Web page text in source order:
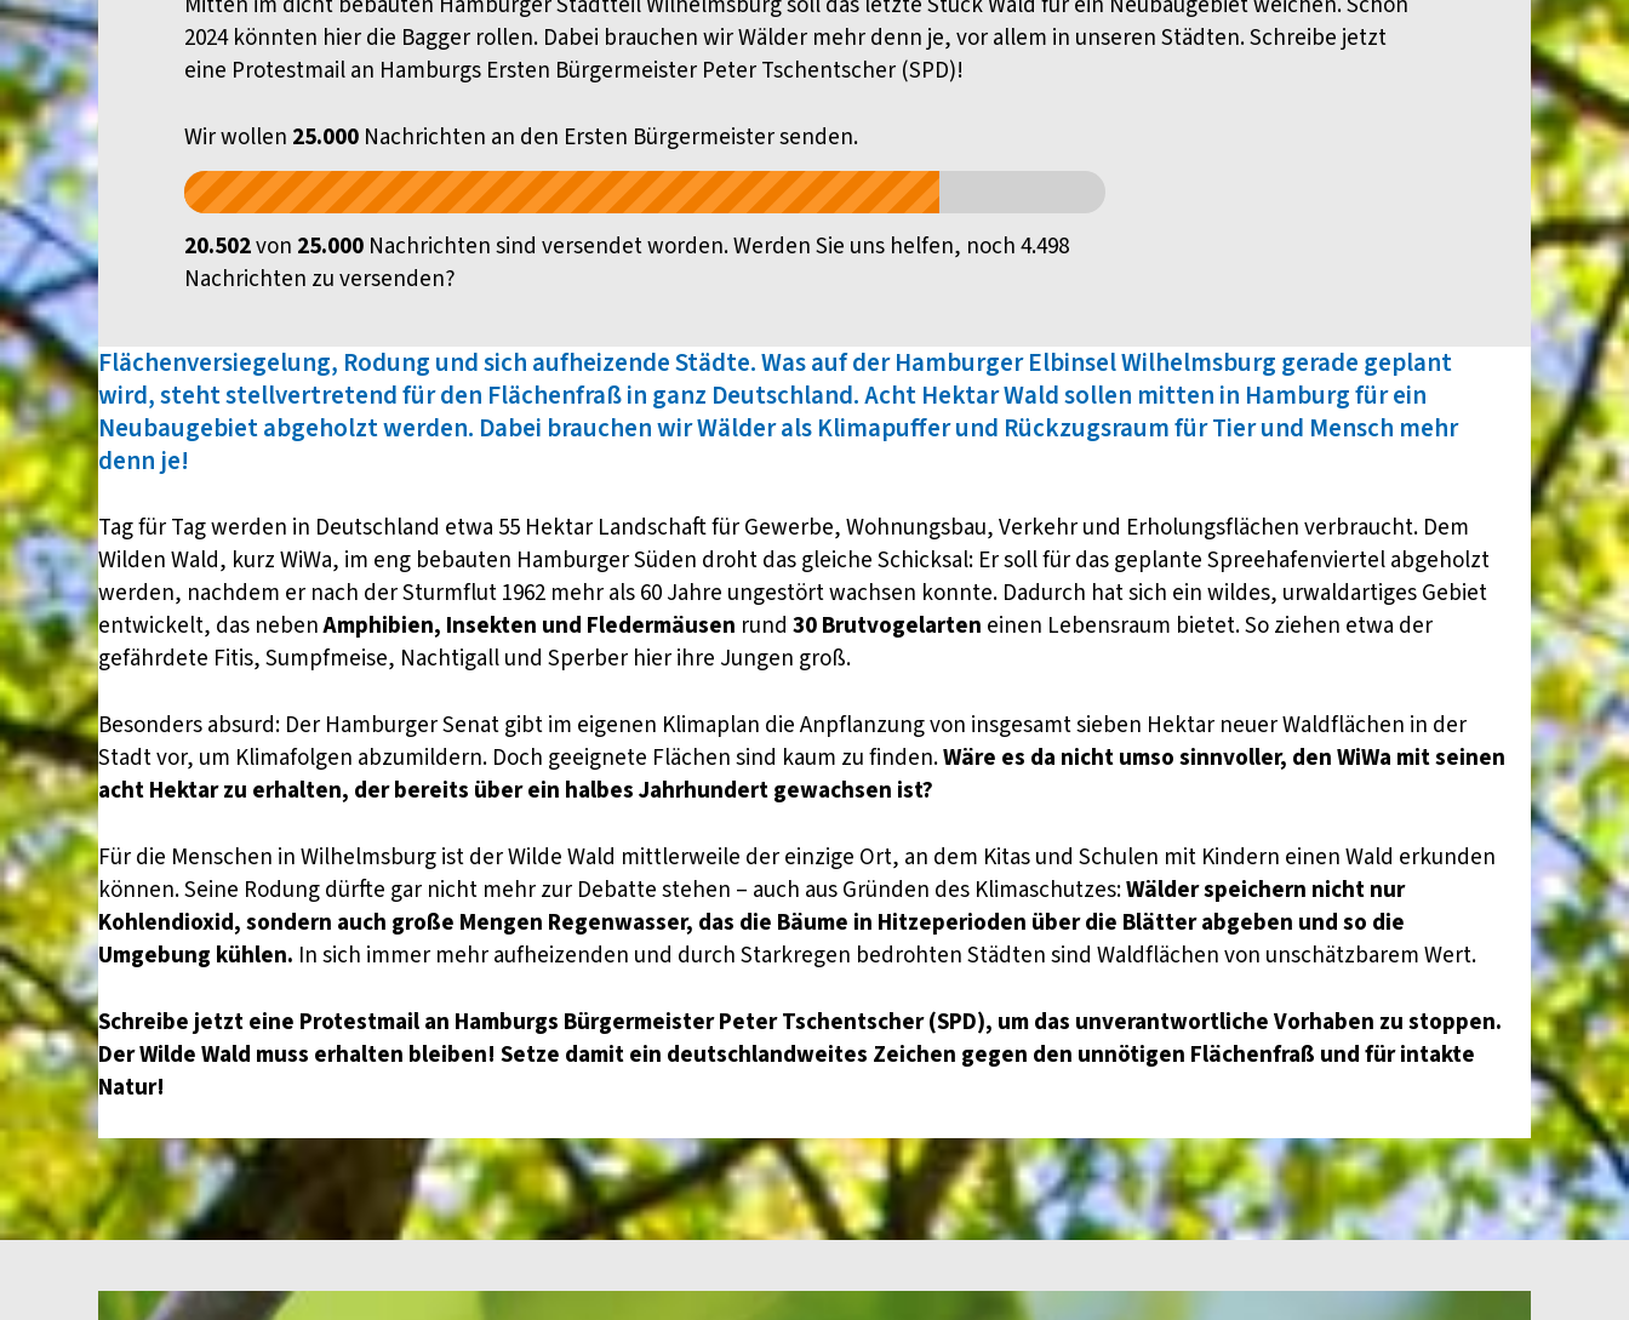
2024 könnten hier die Bagger rollen. Dabei brauchen wir Wälder mehr denn je, vor allem in unseren Städten. Schreibe jetzt
eine Protestmail an Hamburgs Ersten Bürgermeister Peter Tschentscher (SPD)!
Wir wollen 25.000Nachrichten an den Ersten Bürgermeister senden.
20.502von 25.000Nachrichten sind versendet worden. Werden Sie uns helfen, noch 4.498
Nachrichten zu versenden?
Flächenversiegelung, Rodung und sich aufheizende Städte. Was auf der Hamburger Elbinsel Wilhelmsburg gerade geplant
wird, steht stellvertretend für den Flächenfraß in ganz Deutschland. Acht Hektar Wald sollen mitten in Hamburg für ein
Neubaugebiet abgeholzt werden. Dabei brauchen wir Wälder als Klimapuffer und Rückzugsraum für Tier und Mensch mehr
denn je!
Tag für Tag werden in Deutschland etwa 55 Hektar Landschaft für Gewerbe, Wohnungsbau, Verkehr und Erholungsflächen verbraucht. Dem
Wilden Wald, kurz WiWa, im eng bebauten Hamburger Süden droht das gleiche Schicksal: Er soll für das geplante Spreehafenviertel abgeholzt
werden, nachdem er nach der Sturmflut 1962 mehr als 60 Jahre ungestört wachsen konnte. Dadurch hat sich ein wildes, urwaldartiges Gebiet
entwickelt, das nebenAmphibien, Insekten und Fledermäusen rund 30 Brutvogelarten einen Lebensraum bietet. So ziehen etwa der
gefährdete Fitis, Sumpfmeise, Nachtigall und Sperber hier ihre Jungen groß.
Besonders absurd: Der Hamburger Senat gibt im eigenen Klimaplan die Anpflanzung von insgesamt sieben Hektar neuer Waldflächen in der
Stadt vor, um Klimafolgen abzumildern. Doch geeignete Flächen sind kaum zu finden.Wäre es da nicht umso sinnvoller, den WiWa mit seinen
acht Hektar zu erhalten, der bereits über ein halbes Jahrhundert gewachsen ist?
Für die Menschen in Wilhelmsburg ist der Wilde Wald mittlerweile der einzige Ort, an dem Kitas und Schulen mit Kindern einen Wald erkunden
können. Seine Rodung dürfte gar nicht mehr zur Debatte stehen – auch aus Gründen des Klimaschutzes:Wälder speichern nicht nur
Kohlendioxid, sondern auch große Mengen Regenwasser, das die Bäume in Hitzeperioden über die Blätter abgeben und so die
Umgebung kühlen. In sich immer mehr aufheizenden und durch Starkregen bedrohten Städten sind Waldflächen von unschätzbarem Wert.
Schreibe jetzt eine Protestmail an Hamburgs Bürgermeister Peter Tschentscher (SPD), um das unverantwortliche Vorhaben zu stoppen.
Der Wilde Wald muss erhalten bleiben! Setze damit ein deutschlandweites Zeichen gegen den unnötigen Flächenfraß und für intakte
Natur!